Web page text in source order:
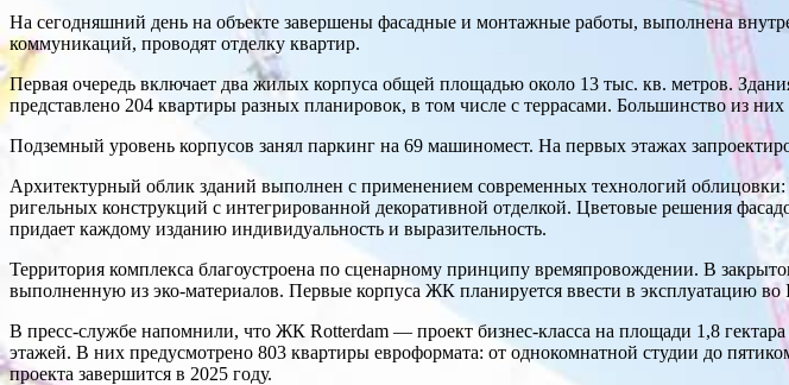
На сегодняшний день на объекте завершены фасадные и монтажные работы, выполнена
коммуникаций, проводят отделку квартир.
Первая очередь включает два жилых корпуса общей площадью около 13 тыс. кв. метров.
представлено 204 квартиры разных планировок, в том числе с террасами. Большинство из
Подземный уровень корпусов занял паркинг на 69 машиномест. На первых этажах
Архитектурный облик зданий выполнен с применением современных технологий
ригельных конструкций с интегрированной декоративной отделкой. Цветовые решения
придает каждому изданию индивидуальность и выразительность.
Территория комплекса благоустроена по сценарному принципу времяпровождении. В
выполненную из эко-материалов. Первые корпуса ЖК планируется ввести в эксплуатацию во
В пресс-службе напомнили, что ЖК Rotterdam — проект бизнес-класса на площади 1,8
этажей. В них предусмотрено 803 квартиры евроформата: от однокомнатной студии до
проекта завершится в 2025 году.